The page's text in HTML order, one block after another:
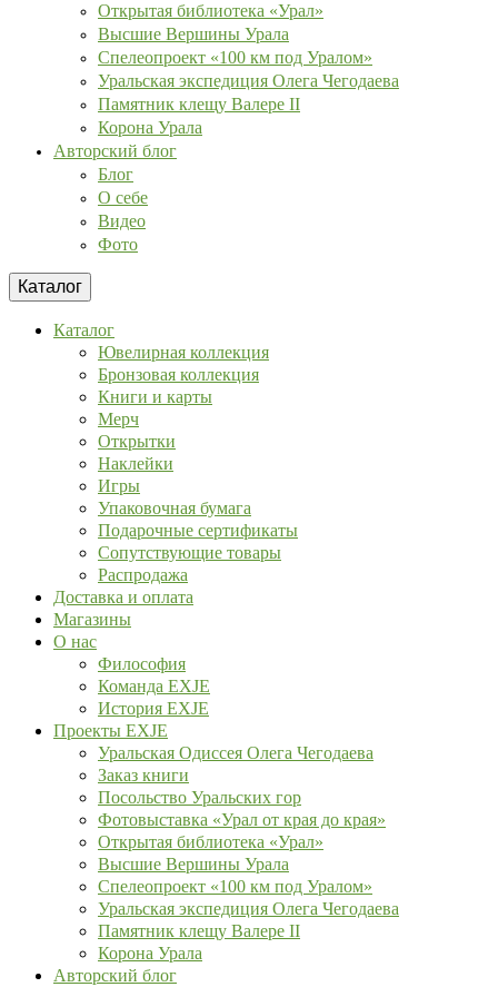
Открытая библиотека «Урал»
Высшие Вершины Урала
Спелеопроект «100 км под Уралом»
Уральская экспедиция Олега Чегодаева
Памятник клещу Валере II
Корона Урала
Авторский блог
Блог
О себе
Видео
Фото
Каталог
Каталог
Ювелирная коллекция
Бронзовая коллекция
Книги и карты
Мерч
Открытки
Наклейки
Игры
Упаковочная бумага
Подарочные сертификаты
Сопутствующие товары
Распродажа
Доставка и оплата
Магазины
О нас
Философия
Команда EXJE
История EXJE
Проекты EXJE
Уральская Одиссея Олега Чегодаева
Заказ книги
Посольство Уральских гор
Фотовыставка «Урал от края до края»
Открытая библиотека «Урал»
Высшие Вершины Урала
Спелеопроект «100 км под Уралом»
Уральская экспедиция Олега Чегодаева
Памятник клещу Валере II
Корона Урала
Авторский блог